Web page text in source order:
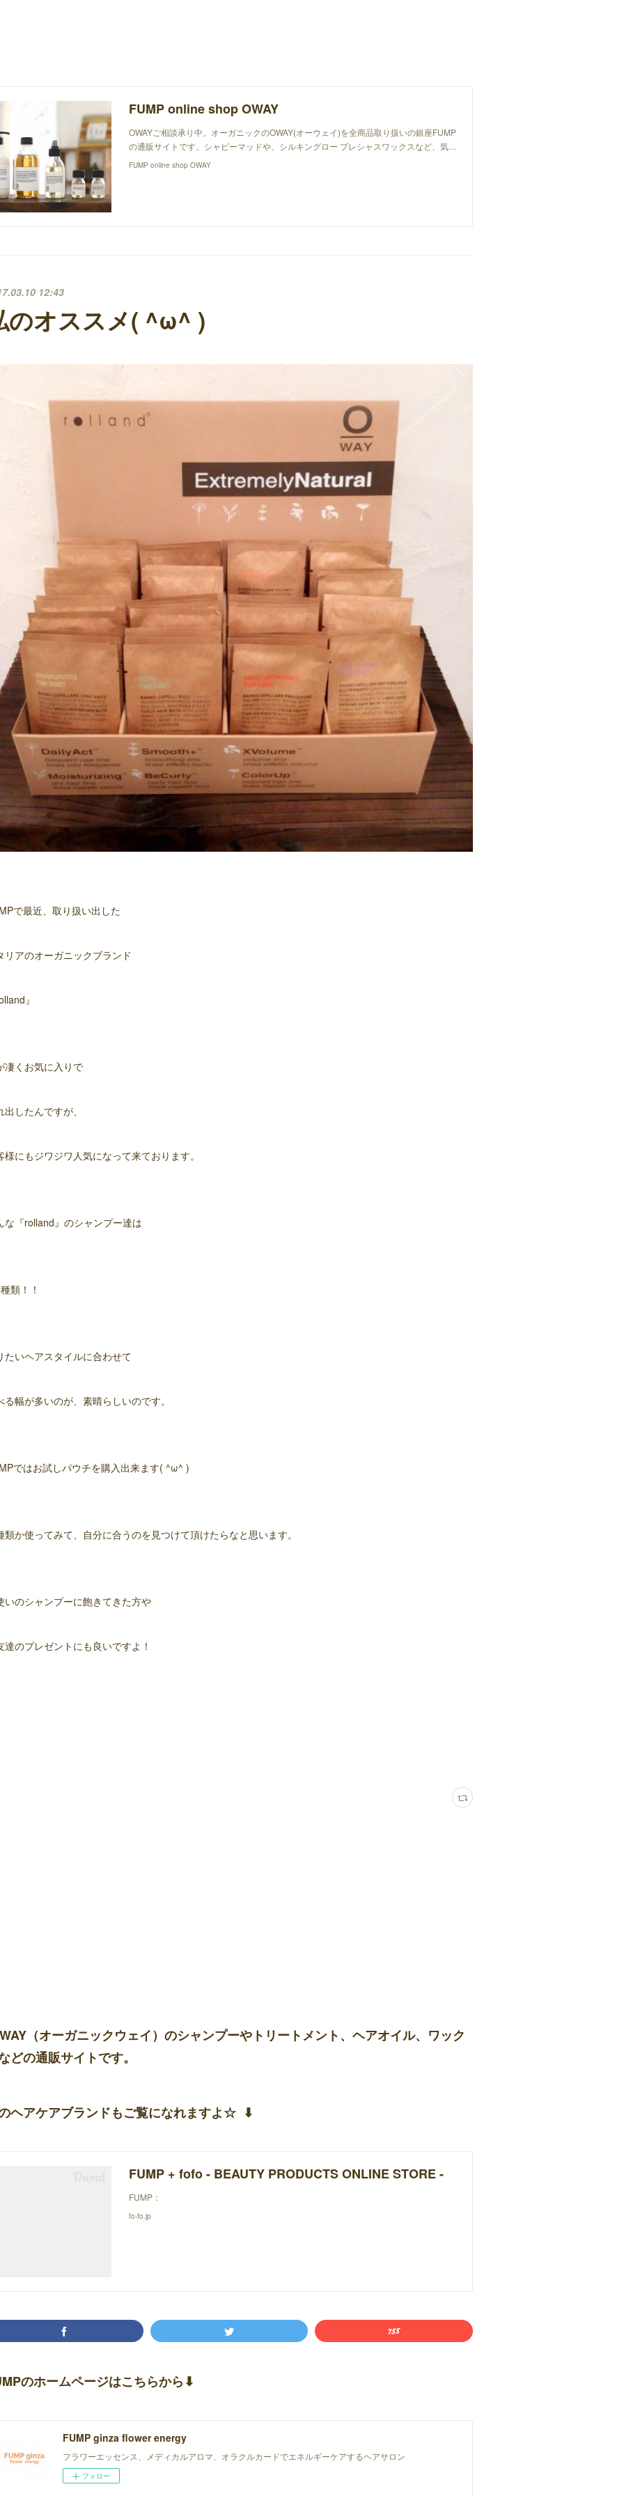
FUMP online shop OWAY
OWAYご相談承り中。オーガニックのOWAY(オーウェイ)を全商品取り扱いの銀座FUMP
の通販サイトです。シャビーマッドや、シルキングロー プレシャスワックスなど、気…
FUMP online shop OWAY
12:43
のオススメ( ^ω^ )
で最近、取り扱い出した
リアのオーガニックブランド
』
凄くお気に入りで
出したんですが、
様にもジワジワ人気になって来ております。
な『rolland』のシャンプー達は
類！！
たいヘアスタイルに合わせて
る幅が多いのが、素晴らしいのです。
ではお試しパウチを購入出来ます( ^ω^ )
類か使ってみて、自分に合うのを見つけて頂けたらなと思います。
いのシャンプーに飽きてきた方や
達のプレゼントにも良いですよ！
（オーガニックウェイ）のシャンプーやトリートメント、ヘアオイル、ワック
どの通販サイトです。
ヘアケアブランドもご覧になれますよ☆ ⬇︎
FUMP + fofo - BEAUTY PRODUCTS ONLINE STORE -
FUMP：
fo-fo.jp
のホームページはこちらから⬇︎
FUMP ginza flower energy
フラワーエッセンス、メディカルアロマ、オラクルカードでエネルギーケアするヘアサロン
フォロー